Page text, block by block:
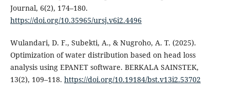
Journal, 6(2), 174–180.
https://doi.org/10.35965/ursj.v6i2.4496
Wulandari, D. F., Subekti, A., & Nugroho, A. T. (2025).
Optimization of water distribution based on head loss
analysis using EPANET software. BERKALA SAINSTEK,
13(2), 109–118. https://doi.org/10.19184/bst.v13i2.53702